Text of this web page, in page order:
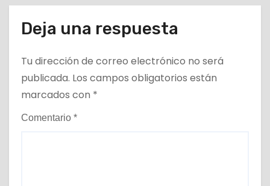
Deja una respuesta
Tu dirección de correo electrónico no será
publicada. Los campos obligatorios están
marcados con *
Comentario *